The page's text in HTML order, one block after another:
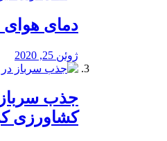
دمای هوای
ژوئن 25, 2020
جذب
کشاورزی